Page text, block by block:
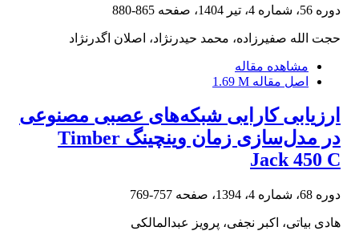
دوره 56، شماره 4، تیر 1404، صفحه 865-880
حجت الله صفیرزاده، محمد حیدرنژاد، اصلان اگدرنژاد
مشاهده مقاله
اصل مقاله 1.69 M
ارزیابی کارایی شبکه‌های عصبی مصنوعی
در مدل‌سازی زمان وینچینگ Timber
Jack 450 C
دوره 68، شماره 4، 1394، صفحه 757-769
هادی بیاتی، اکبر نجفی، پرویز عبدالمالکی